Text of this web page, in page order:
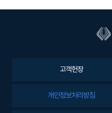
고객헌장
개인정보처리방침